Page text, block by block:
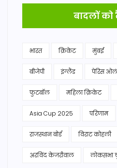
बादलों
भारत क्रिकेट मुंबई
बीजेपी इंग्लैंड पेरिस
फुटबॉल महिला क्रिकेट
Asia Cup 2025 परिणाम
राजस्थान बोर्ड विराट कोहली
अरविंद केजरीवाल लोकसभा